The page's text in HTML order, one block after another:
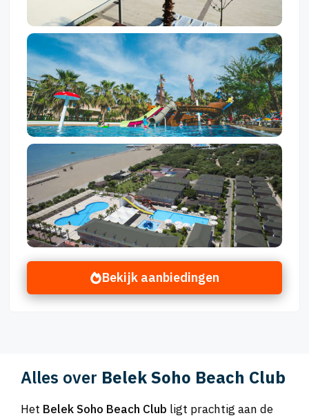
Bekijk aanbiedingen
Alles over Belek Soho Beach Club
Het Belek Soho Beach Club ligt prachtig aan de